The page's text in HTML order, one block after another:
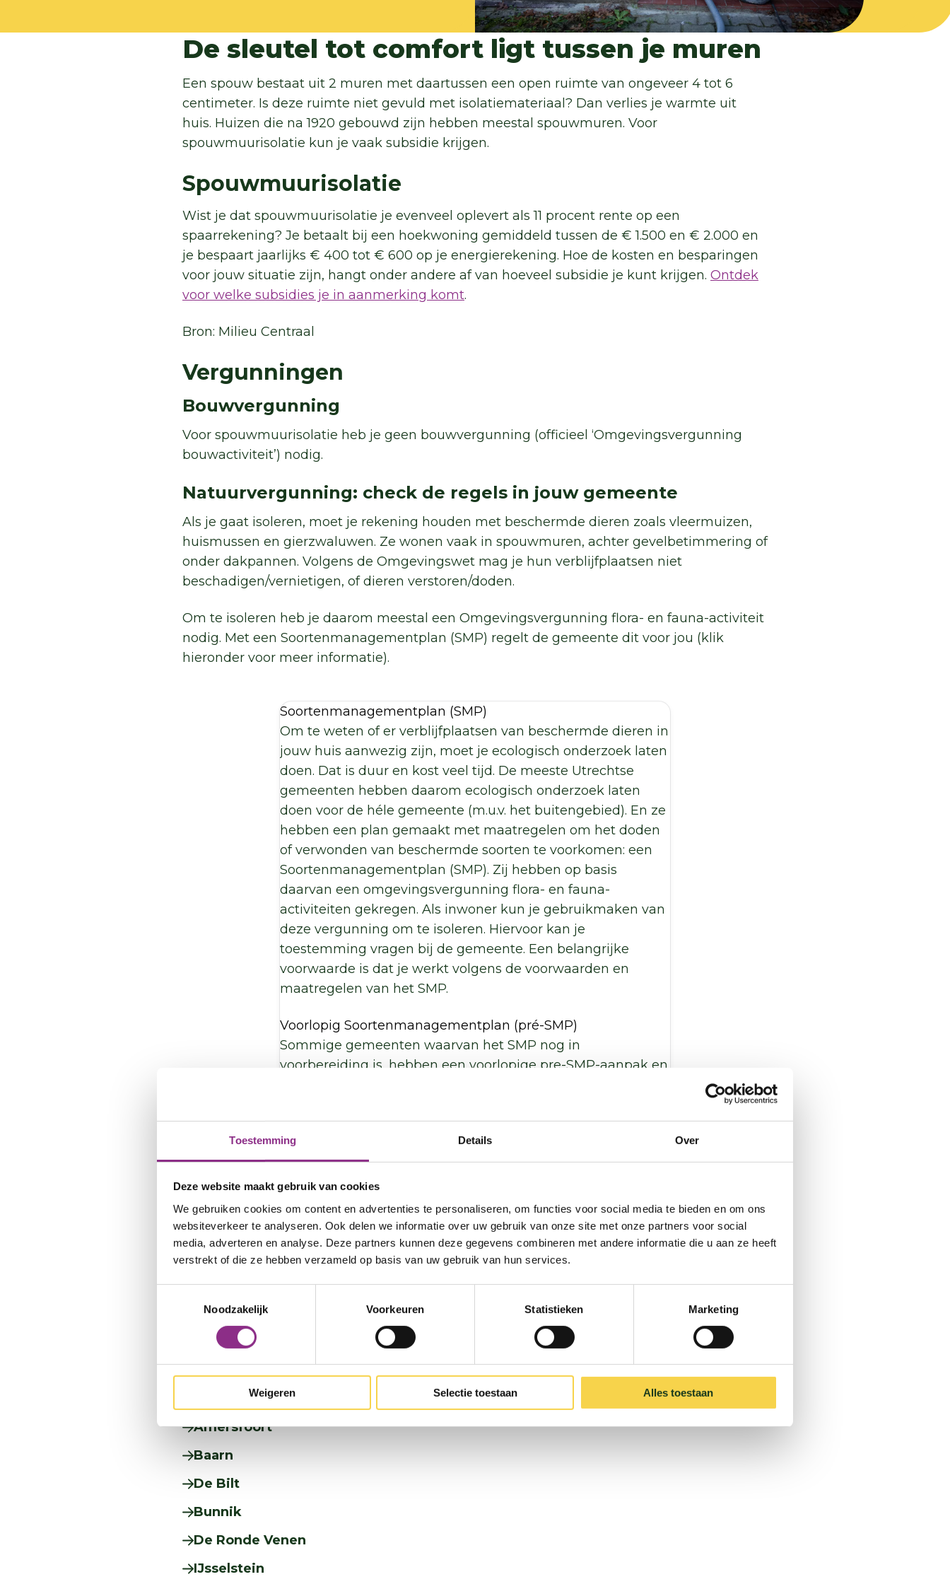
Toestemming Details Over
Deze website maakt gebruik van cookies
We gebruiken cookies om content en advertenties te personaliseren, om functies voor social media te bieden en om ons
websiteverkeer te analyseren. Ook delen we informatie over uw gebruik van onze site met onze partners voor social
media, adverteren en analyse. Deze partners kunnen deze gegevens combineren met andere informatie die u aan ze heeft
verstrekt of die ze hebben verzameld op basis van uw gebruik van hun services.
Noodzakelijk
Voorkeuren Statistieken Marketing
Weigeren Selectie toestaan Alles toestaan
De sleutel tot comfort ligt tussen je muren
Een spouw bestaat uit 2 muren met daartussen een open ruimte van ongeveer 4 tot 6
centimeter. Is deze ruimte niet gevuld met isolatiemateriaal? Dan verlies je warmte uit
huis. Huizen die na 1920 gebouwd zijn hebben meestal spouwmuren. Voor
spouwmuurisolatie kun je vaak subsidie krijgen.
Spouwmuurisolatie
Wist je dat spouwmuurisolatie je evenveel oplevert als 11 procent rente op een
spaarrekening? Je betaalt bij een hoekwoning gemiddeld tussen de € 1.500 en € 2.000 en
je bespaart jaarlijks € 400 tot € 600 op je energierekening. Hoe de kosten en besparingen
voor jouw situatie zijn, hangt onder andere af van hoeveel subsidie je kunt krijgen. Ontdek
voor welke subsidies je in aanmerking komt.
Bron: Milieu Centraal
Vergunningen
Bouwvergunning
Voor spouwmuurisolatie heb je geen bouwvergunning (officieel ‘Omgevingsvergunning
bouwactiviteit’) nodig.
Natuurvergunning: check de regels in jouw gemeente
Als je gaat isoleren, moet je rekening houden met beschermde dieren zoals vleermuizen,
huismussen en gierzwaluwen. Ze wonen vaak in spouwmuren, achter gevelbetimmering of
onder dakpannen. Volgens de Omgevingswet mag je hun verblijfplaatsen niet
beschadigen/vernietigen, of dieren verstoren/doden.
Om te isoleren heb je daarom meestal een Omgevingsvergunning flora- en fauna-activiteit
nodig. Met een Soortenmanagementplan (SMP) regelt de gemeente dit voor jou (klik
hieronder voor meer informatie).
Soortenmanagementplan (SMP)
Om te weten of er verblijfplaatsen van beschermde dieren in
jouw huis aanwezig zijn, moet je ecologisch onderzoek laten
doen. Dat is duur en kost veel tijd. De meeste Utrechtse
gemeenten hebben daarom ecologisch onderzoek laten
doen voor de héle gemeente (m.u.v. het buitengebied). En ze
hebben een plan gemaakt met maatregelen om het doden
of verwonden van beschermde soorten te voorkomen: een
Soortenmanagementplan (SMP). Zij hebben op basis
daarvan een omgevingsvergunning flora- en fauna-
activiteiten gekregen. Als inwoner kun je gebruikmaken van
deze vergunning om te isoleren. Hiervoor kan je
toestemming vragen bij de gemeente. Een belangrijke
voorwaarde is dat je werkt volgens de voorwaarden en
maatregelen van het SMP.
Voorlopig Soortenmanagementplan (pré-SMP)
Sommige gemeenten waarvan het SMP nog in
voorbereiding is, hebben een voorlopige pre-SMP-aanpak en
SMP vergunning in veel gevallen al wél isoleren.
Voorwaarden zijn dat je isolatiebedrijf de werkzaamheden
meldt bij het landelijke NVI-meldpunt en dat je
natuurvriendelijk isoleert
zorgt het isolatiebedrijf dat er geen vogels en vleermuizen
gewond raken tijdens de werkzaamheden en dat hun
verblijfplaatsen behouden blijven of goed gecompenseerd
worden.
Of je een omgevingsvergunning nodig hebt en welke voorwaarden gelden, hangt af van de
gemeente waar je woont en waar in huis je wilt isoleren. Ontdek de regels in jouw
gemeente:
Amersfoort
Baarn
De Bilt
Bunnik
De Ronde Venen
IJsselstein